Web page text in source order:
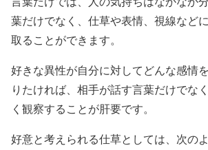
葉だけでなく、仕草や表情、視線など
取ることができます。
好きな異性が自分に対してどんな感情
りたければ、相手が話す言葉だけでな
く観察することが肝要です。
好意と考えられる仕草としては、次の